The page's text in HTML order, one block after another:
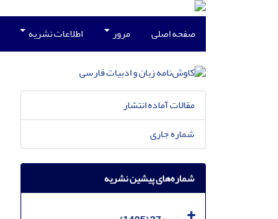
صفحه اصلی مرور اطلاعات نشریه
مقالات آماده انتشار
شماره جاری
شماره‌های پیشین نشریه